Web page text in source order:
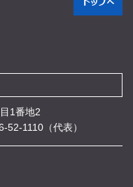
1番地2
52-1110（代表）